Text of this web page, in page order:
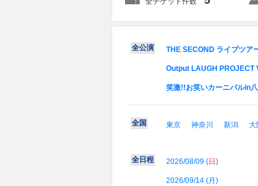
全公演 THE SECOND ライブツア
Output LAUGH PROJECT
笑激!!お笑いカーニバルin
全国 東京 神奈川 新潟 大
全日程 2026/08/09 (日 )
2026/09/14 (月 )